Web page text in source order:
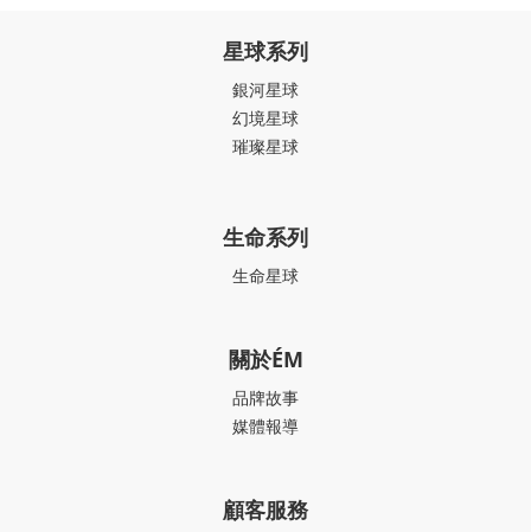
星球系列
銀河星球
幻境星球
璀璨星球
生命系列
生命星球
關於ÉM
品牌故事
媒體報導
顧客服務